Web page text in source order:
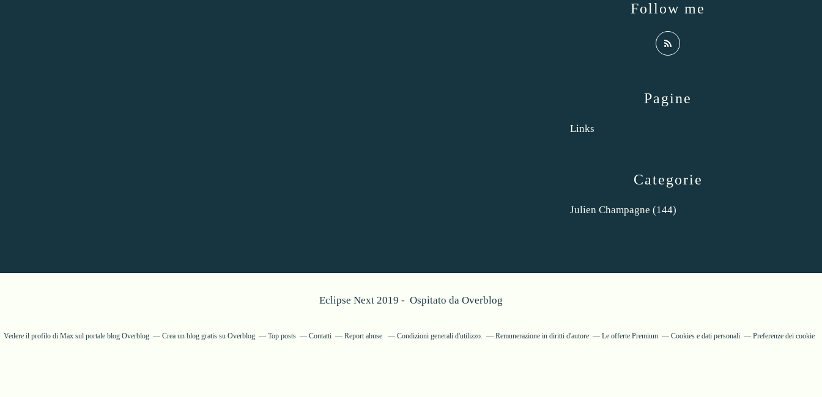
Categorie
Julien Champagne (144)
Pagine
Links
Follow me
Eclipse Next 2019 - Ospitato da Overblog
Vedere il profilo di Max sul portale blog Overblog Crea un blog gratis su Overblog Top posts Contatti Report abuse Condizioni generali d'utilizzo. Remunerazione in diritti d'autore Le offerte Premium Cookies e dati personali Preferenze dei cookie